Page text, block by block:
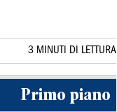
3 MINUTI DI LETTURA
Primo piano